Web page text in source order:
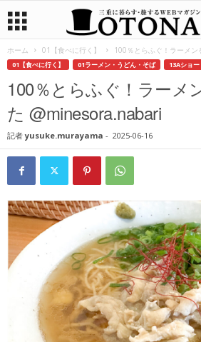
ホーム 01【食べに行く】 100％とらふぐ！ラーメ
01【食べに行く】 01ラーメン・うどん・そば 13Aショー
100％とらふぐ！ラーメ
た @minesora.nabari
記者 yusuke.murayama - 2025-06-16